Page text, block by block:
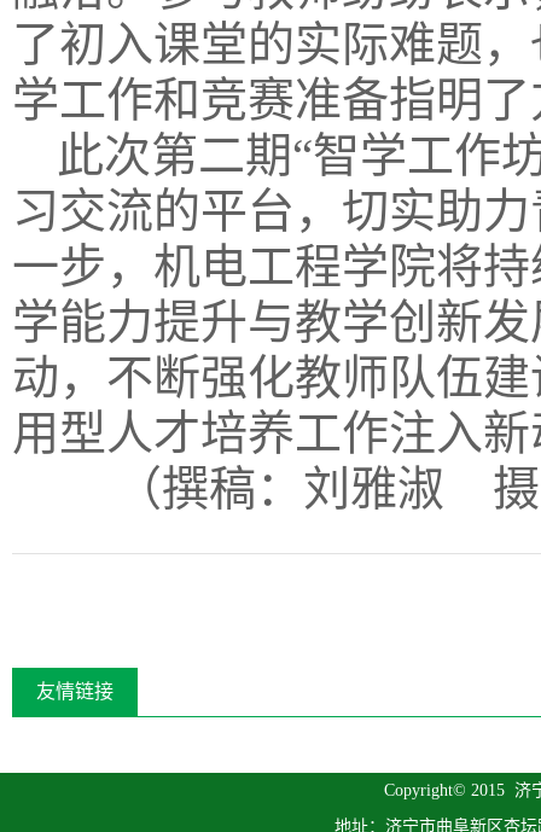
了初入课堂的实际难题
学工作和竞赛准备指明
此次第二期“智学工作
习交流的平台，切实助
一步，机电工程学院将
学能力提升与教学创新
动，不断强化教师队伍
用型人才培养工作注入
（撰稿：刘雅淑
友情链接
Copyright© 2015 济
地址：济宁市曲阜新区杏